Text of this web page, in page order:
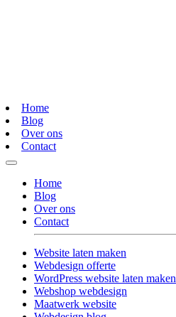
Home
Blog
Over ons
Contact
Home
Blog
Over ons
Contact
Website laten maken
Webdesign offerte
WordPress website laten maken
Webshop webdesign
Maatwerk website